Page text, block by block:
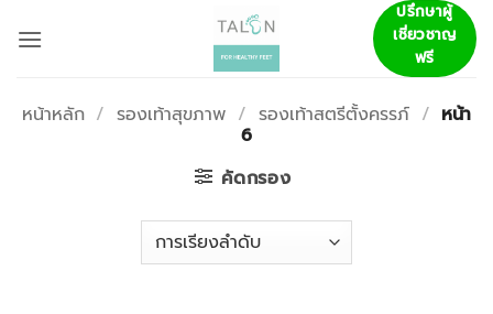
ปรึกษาผู้
เชี่ยวชาญ
ฟรี
หน้าหลัก / รองเท้าสุขภาพ / รองเท้าสตรีตั้งครรภ์ / หน้า
6
คัดกรอง